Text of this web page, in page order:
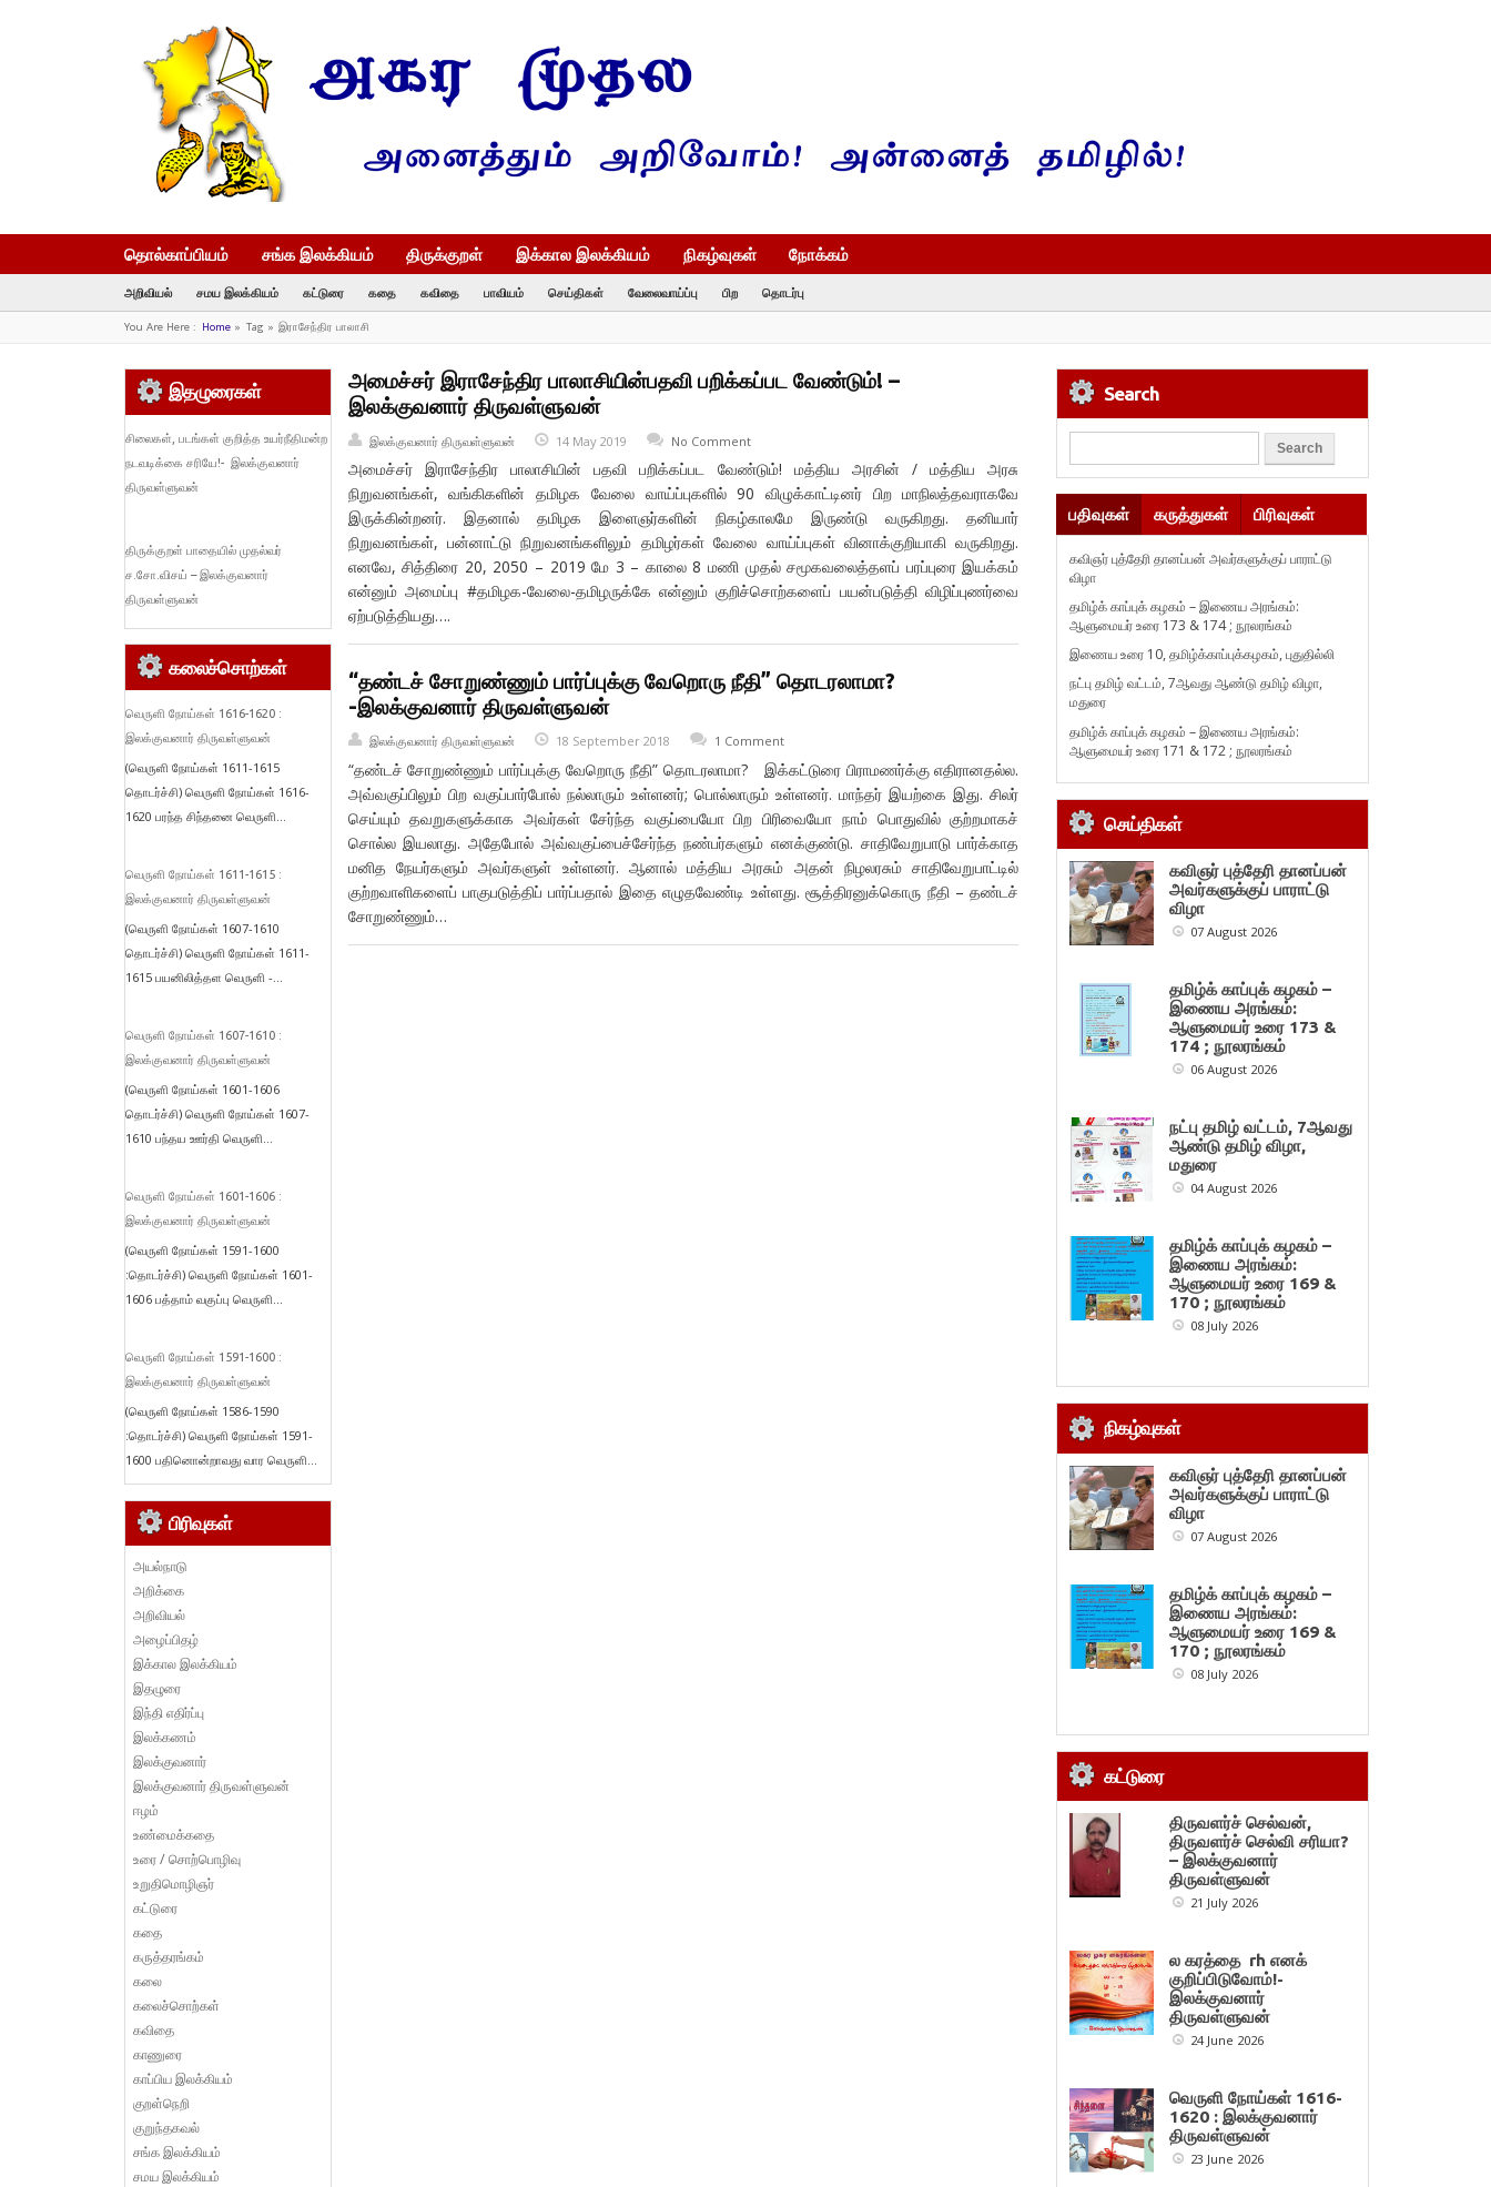
தொல்காப்பியம் சங்க இலக்கியம் திருக்குறள் இக்கால இலக்கியம் நிகழ்வுகள் நோக்கம்
அறிவியல் சமய இலக்கியம் கட்டுரை கதை கவிதை பாவியம் செய்திகள் வேலைவாய்ப்பு பிற தொடர்பு
You Are Here : Home» Tag » இராசேந்திர பாலாசி
அமைச்சர் இராசேந்திர பாலாசியின்பதவி பறிக்கப்பட வேண்டும்! –
இலக்குவனார் திருவள்ளுவன்
இலக்குவனார் திருவள்ளுவன் 14 May 2019 No Comment
அமைச்சர் இராசேந்திர பாலாசியின் பதவி பறிக்கப்பட வேண்டும்! மத்திய அரசின் / மத்திய அரசு
நிறுவனங்கள், வங்கிகளின் தமிழக வேலை வாய்ப்புகளில் 90 விழுக்காட்டினர் பிற மாநிலத்தவராகவே
இருக்கின்றனர். இதனால் தமிழக இளைஞர்களின் நிகழ்காலமே இருண்டு வருகிறது. தனியார்
நிறுவனங்கள், பன்னாட்டு நிறுவனங்களிலும் தமிழர்கள் வேலை வாய்ப்புகள் வினாக்குறியாகி வருகிறது.
எனவே, சித்திரை 20, 2050 – 2019 மே 3 – காலை 8 மணி முதல் சமூகவலைத்தளப் பரப்புரை இயக்கம்
என்னும் அமைப்பு #தமிழக-வேலை-தமிழருக்கே என்னும் குறிச்சொற்களைப் பயன்படுத்தி விழிப்புணர்வை
ஏற்படுத்தியது….
“தண்டச் சோறுண்ணும் பார்ப்புக்கு வேறொரு நீதி” தொடரலாமா?
-இலக்குவனார் திருவள்ளுவன்
இலக்குவனார் திருவள்ளுவன் 18 September 2018 1 Comment
“தண்டச் சோறுண்ணும் பார்ப்புக்கு வேறொரு நீதி” தொடரலாமா? இக்கட்டுரை பிராமணர்க்கு எதிரானதல்ல.
அவ்வகுப்பிலும் பிற வகுப்பார்போல் நல்லாரும் உள்ளனர்; பொல்லாரும் உள்ளனர். மாந்தர் இயற்கை இது. சிலர்
செய்யும் தவறுகளுக்காக அவர்கள் சேர்ந்த வகுப்பையோ பிற பிரிவையோ நாம் பொதுவில் குற்றமாகச்
சொல்ல இயலாது. அதேபோல் அவ்வகுப்பைச்சேர்ந்த நண்பர்களும் எனக்குண்டு. சாதிவேறுபாடு பார்க்காத
மனித நேயர்களும் அவர்களுள் உள்ளனர். ஆனால் மத்திய அரசும் அதன் நிழலரசும் சாதிவேறுபாட்டில்
குற்றவாளிகளைப் பாகுபடுத்திப் பார்ப்பதால் இதை எழுதவேண்டி உள்ளது. சூத்திரனுக்கொரு நீதி – தண்டச்
சோறுண்ணும்…
இதழுரைகள்
சிலைகள், படங்கள் குறித்த உயர்நீதிமன்ற
நடவடிக்கை சரியே!- இலக்குவனார்
திருவள்ளுவன்
திருக்குறள் பாதையில் முதல்வர்
ச.சோ.விசய் – இலக்குவனார்
திருவள்ளுவன்
கலைச்சொற்கள்
வெருளி நோய்கள் 1616-1620 :
இலக்குவனார் திருவள்ளுவன்
(வெருளி நோய்கள் 1611-1615
தொடர்ச்சி) வெருளி நோய்கள் 1616-
1620 பரந்த சிந்தனை வெருளி...
வெருளி நோய்கள் 1611-1615 :
இலக்குவனார் திருவள்ளுவன்
(வெருளி நோய்கள் 1607-1610
தொடர்ச்சி) வெருளி நோய்கள் 1611-
1615 பயனிலித்தள வெருளி -...
வெருளி நோய்கள் 1607-1610 :
இலக்குவனார் திருவள்ளுவன்
(வெருளி நோய்கள் 1601-1606
தொடர்ச்சி) வெருளி நோய்கள் 1607-
1610 பந்தய ஊர்தி வெருளி...
வெருளி நோய்கள் 1601-1606 :
இலக்குவனார் திருவள்ளுவன்
(வெருளி நோய்கள் 1591-1600
:தொடர்ச்சி) வெருளி நோய்கள் 1601-
1606 பத்தாம் வகுப்பு வெருளி...
வெருளி நோய்கள் 1591-1600 :
இலக்குவனார் திருவள்ளுவன்
(வெருளி நோய்கள் 1586-1590
:தொடர்ச்சி) வெருளி நோய்கள் 1591-
1600 பதினொன்றாவது வார வெருளி...
பிரிவுகள்
அயல்நாடு
அறிக்கை
அறிவியல்
அழைப்பிதழ்
இக்கால இலக்கியம்
இதழுரை
இந்தி எதிர்ப்பு
இலக்கணம்
இலக்குவனார்
இலக்குவனார் திருவள்ளுவன்
ஈழம்
உண்மைக்கதை
உரை / சொற்பொழிவு
உறுதிமொழிஞர்
கட்டுரை
கதை
கருத்தரங்கம்
கலை
கலைச்சொற்கள்
கவிதை
காணுரை
காப்பிய இலக்கியம்
குறள்நெறி
குறுந்தகவல்
சங்க இலக்கியம்
சமய இலக்கியம்
Search
பதிவுகள் கருத்துகள் பிரிவுகள்
கவிஞர் புத்தேரி தானப்பன் அவர்களுக்குப் பாராட்டு
விழா
தமிழ்க் காப்புக் கழகம் – இணைய அரங்கம்:
ஆளுமையர் உரை 173 & 174 ; நூலரங்கம்
இணைய உரை 10, தமிழ்க்காப்புக்கழகம், புதுதில்லி
நட்பு தமிழ் வட்டம், 7ஆவது ஆண்டு தமிழ் விழா,
மதுரை
தமிழ்க் காப்புக் கழகம் – இணைய அரங்கம்:
ஆளுமையர் உரை 171 & 172 ; நூலரங்கம்
செய்திகள்
கவிஞர் புத்தேரி தானப்பன்
அவர்களுக்குப் பாராட்டு
விழா
07 August 2026
தமிழ்க் காப்புக் கழகம் –
இணைய அரங்கம்:
ஆளுமையர் உரை 173 &
174 ; நூலரங்கம்
06 August 2026
நட்பு தமிழ் வட்டம், 7ஆவது
ஆண்டு தமிழ் விழா,
மதுரை
04 August 2026
தமிழ்க் காப்புக் கழகம் –
இணைய அரங்கம்:
ஆளுமையர் உரை 169 &
170 ; நூலரங்கம்
08 July 2026
நிகழ்வுகள்
கவிஞர் புத்தேரி தானப்பன்
அவர்களுக்குப் பாராட்டு
விழா
07 August 2026
தமிழ்க் காப்புக் கழகம் –
இணைய அரங்கம்:
ஆளுமையர் உரை 169 &
170 ; நூலரங்கம்
08 July 2026
கட்டுரை
திருவளர்ச் செல்வன்,
திருவளர்ச் செல்வி சரியா?
– இலக்குவனார்
திருவள்ளுவன்
21 July 2026
ல கரத்தை rh எனக்
குறிப்பிடுவோம்!-
இலக்குவனார்
திருவள்ளுவன்
24 June 2026
வெருளி நோய்கள் 1616-
1620 : இலக்குவனார்
திருவள்ளுவன்
23 June 2026